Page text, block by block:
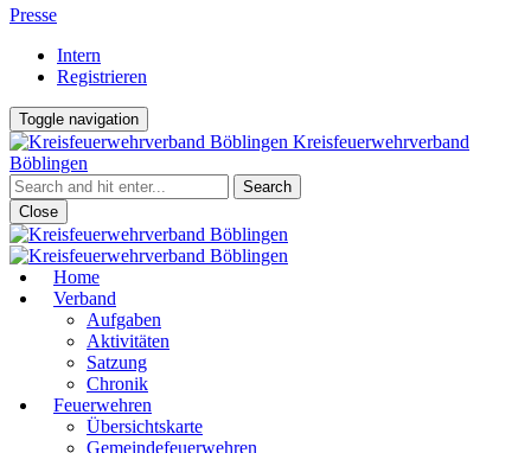
Presse
Intern
Registrieren
Toggle navigation
Kreisfeuerwehrverband
Böblingen
Close
Home
Verband
Aufgaben
Aktivitäten
Satzung
Chronik
Feuerwehren
Übersichtskarte
Gemeindefeuerwehren